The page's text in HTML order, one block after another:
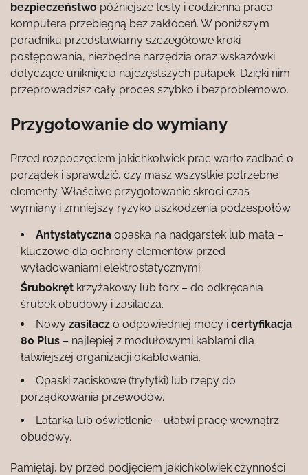
bezpieczeństwo późniejsze testy i codzienna praca
komputera przebiegną bez zakłóceń. W poniższym
poradniku przedstawiamy szczegółowe kroki
postępowania, niezbędne narzędzia oraz wskazówki
dotyczące uniknięcia najczęstszych pułapek. Dzięki nim
przeprowadzisz cały proces szybko i bezproblemowo.
Przygotowanie do wymiany
Przed rozpoczęciem jakichkolwiek prac warto zadbać o
porządek i sprawdzić, czy masz wszystkie potrzebne
elementy. Właściwe przygotowanie skróci czas
wymiany i zmniejszy ryzyko uszkodzenia podzespołów.
Antystatyczna opaska na nadgarstek lub mata –
kluczowe dla ochrony elementów przed
wyładowaniami elektrostatycznymi.
Śrubokręt krzyżakowy lub torx – do odkręcania
śrubek obudowy i zasilacza.
Nowy zasilacz o odpowiedniej mocy i certyfikacja
80 Plus – najlepiej z modułowymi kablami dla
łatwiejszej organizacji okablowania.
Opaski zaciskowe (trytytki) lub rzepy do
porządkowania przewodów.
Latarka lub oświetlenie – ułatwi pracę wewnątrz
obudowy.
Pamiętaj, by przed podjęciem jakichkolwiek czynności